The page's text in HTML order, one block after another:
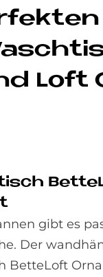
Loft
gibt es
Der
BetteLoft